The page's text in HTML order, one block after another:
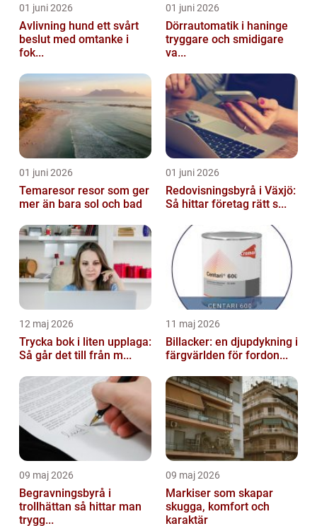
01 juni 2026
Avlivning hund ett svårt
beslut med omtanke i
fok...
01 juni 2026
Dörrautomatik i haninge
tryggare och smidigare
va...
01 juni 2026
Temaresor resor som ger
mer än bara sol och bad
01 juni 2026
Redovisningsbyrå i Växjö:
Så hittar företag rätt s...
12 maj 2026
Trycka bok i liten upplaga:
Så går det till från m...
11 maj 2026
Billacker: en djupdykning i
färgvärlden för fordon...
09 maj 2026
Begravningsbyrå i
trollhättan så hittar man
trygg...
09 maj 2026
Markiser som skapar
skugga, komfort och
karaktär